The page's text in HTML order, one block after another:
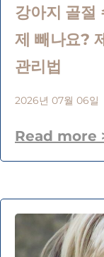
강아지 골절
제 빼나요?
관리법
2026년 07월 06일
Read more